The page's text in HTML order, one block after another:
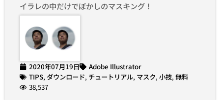
イラレの中だけでぼかしのマスキング！
2020年07月19日
Adobe Illustrator
TIPS, ダウンロード, チュートリアル, マスク, 小技, 無料
38,537